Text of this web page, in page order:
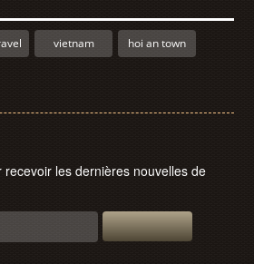
vietnam hoi an town
les dernières nouvelles de